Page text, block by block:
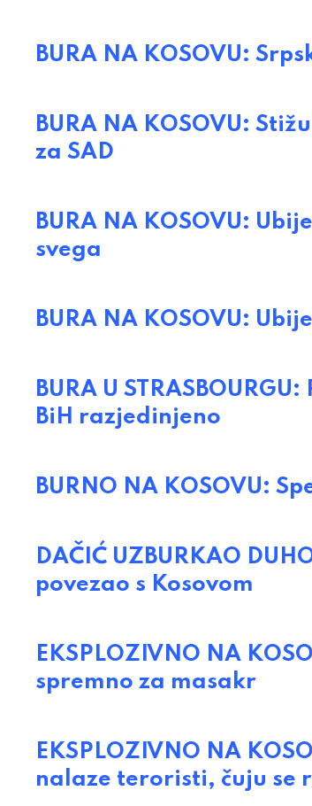
BURA NA KOSOVU:
BURA NA KOSOVU:
za SAD
BURA NA KOSOVU:
svega
BURA NA KOSOVU:
BURA U
BiH razjedinjeno
BURNO NA KOSOVU:
DAČIĆ UZBURKAO
povezao s Kosovom
EKSPLOZIVNO NA
spremno za masakr
EKSPLOZIVNO NA
nalaze teroristi, čuju se